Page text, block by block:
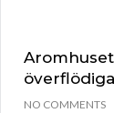
överflödiga
NO COMMENTS